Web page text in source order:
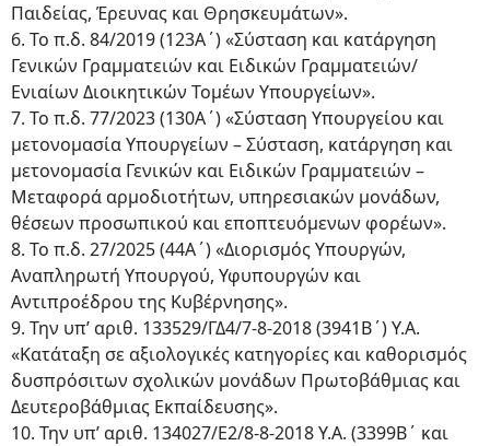
Παιδείας, Έρευνας και Θρησκευμάτων».
6. Το π.δ. 84/2019 (123Α΄) «Σύσταση και κατάργηση
Γενικών Γραμματειών και Ειδικών Γραμματειών/
Ενιαίων Διοικητικών Τομέων Υπουργείων».
7. Το π.δ. 77/2023 (130Α΄) «Σύσταση Υπουργείου και
μετονομασία Υπουργείων – Σύσταση, κατάργηση και
μετονομασία Γενικών και Ειδικών Γραμματειών –
Μεταφορά αρμοδιοτήτων, υπηρεσιακών μονάδων,
θέσεων προσωπικού και εποπτευόμενων φορέων».
8. Το π.δ. 27/2025 (44Α΄) «Διορισμός Υπουργών,
Αναπληρωτή Υπουργού, Υφυπουργών και
Αντιπροέδρου της Κυβέρνησης».
9. Την υπ’ αριθ. 133529/ΓΔ4/7-8-2018 (3941Β΄) Υ.Α.
«Κατάταξη σε αξιολογικές κατηγορίες και καθορισμός
δυσπρόσιτων σχολικών μονάδων Πρωτοβάθμιας και
Δευτεροβάθμιας Εκπαίδευσης».
10. Την υπ’ αριθ. 134027/Ε2/8-8-2018 Υ.Α. (3399Β΄ και